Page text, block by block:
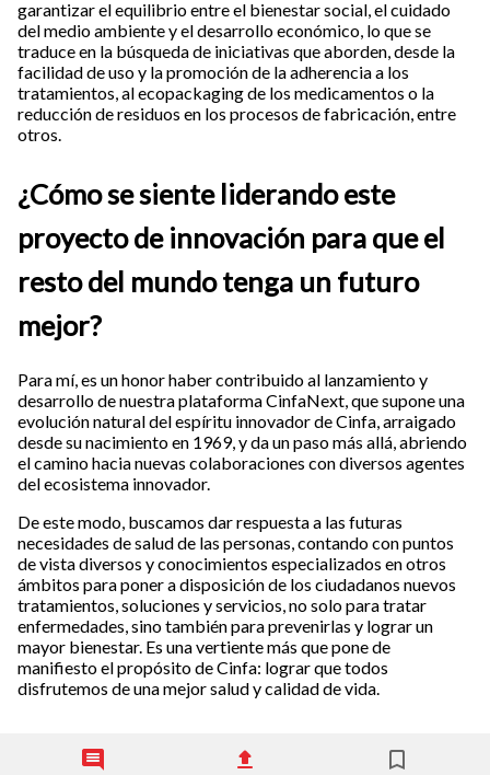
garantizar el equilibrio entre el bienestar social, el cuidado
del medio ambiente y el desarrollo económico, lo que se
traduce en la búsqueda de iniciativas que aborden, desde la
facilidad de uso y la promoción de la adherencia a los
tratamientos, al ecopackaging de los medicamentos o la
reducción de residuos en los procesos de fabricación, entre
otros.
¿Cómo se siente liderando este
proyecto de innovación para que el
resto del mundo tenga un futuro
mejor?
Para mí, es un honor haber contribuido al lanzamiento y
desarrollo de nuestra plataforma CinfaNext, que supone una
evolución natural del espíritu innovador de Cinfa, arraigado
desde su nacimiento en 1969, y da un paso más allá, abriendo
el camino hacia nuevas colaboraciones con diversos agentes
del ecosistema innovador.
De este modo, buscamos dar respuesta a las futuras
necesidades de salud de las personas, contando con puntos
de vista diversos y conocimientos especializados en otros
ámbitos para poner a disposición de los ciudadanos nuevos
tratamientos, soluciones y servicios, no solo para tratar
enfermedades, sino también para prevenirlas y lograr un
mayor bienestar. Es una vertiente más que pone de
manifiesto el propósito de Cinfa: lograr que todos
disfrutemos de una mejor salud y calidad de vida.